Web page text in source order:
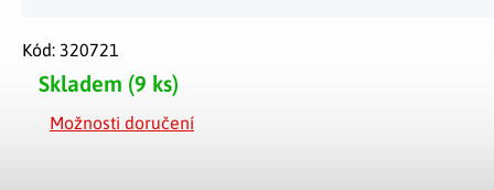
Skladem (9 ks)
Možnosti doručení
Kód: 320721